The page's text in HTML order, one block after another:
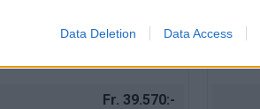
Data Deletion Data Access
Fr. 39.570:-